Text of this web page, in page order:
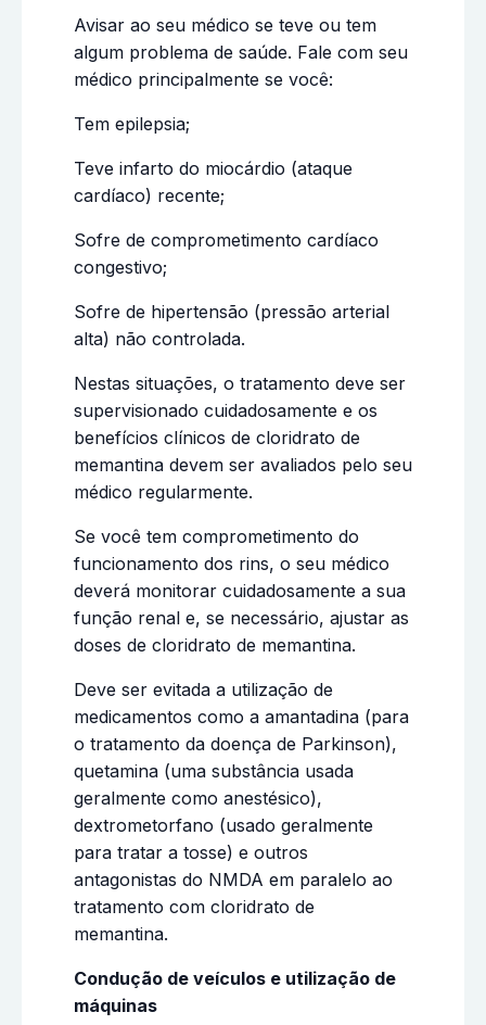
Avisar ao seu médico se teve ou tem
algum problema de saúde. Fale com seu
médico principalmente se você:
Tem epilepsia;
Teve infarto do miocárdio (ataque
cardíaco) recente;
Sofre de comprometimento cardíaco
congestivo;
Sofre de hipertensão (pressão arterial
alta) não controlada.
Nestas situações, o tratamento deve ser
supervisionado cuidadosamente e os
benefícios clínicos de cloridrato de
memantina devem ser avaliados pelo seu
médico regularmente.
Se você tem comprometimento do
funcionamento dos rins, o seu médico
deverá monitorar cuidadosamente a sua
função renal e, se necessário, ajustar as
doses de cloridrato de memantina.
Deve ser evitada a utilização de
medicamentos como a amantadina (para
o tratamento da doença de Parkinson),
quetamina (uma substância usada
geralmente como anestésico),
dextrometorfano (usado geralmente
para tratar a tosse) e outros
antagonistas do NMDA em paralelo ao
tratamento com cloridrato de
memantina.
Condução de veículos e utilização de
máquinas